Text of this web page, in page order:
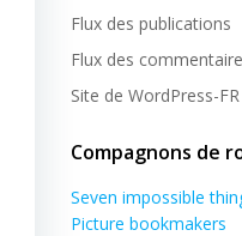
Flux des publications
Flux des
Site de WordPress-FR
Compagnons de
Seven impossible
Picture bookmakers